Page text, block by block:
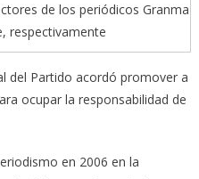
de los periódicos Granma
respectivamente
del Partido acordó promover a
ocupar la responsabilidad de
en 2006 en la